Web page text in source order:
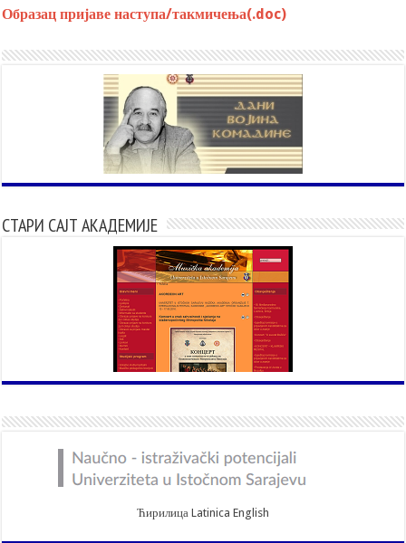
Образац пријаве наступа/такмичења(.doc)
СТАРИ САЈТ АКАДЕМИЈЕ
Ћирилица Latinica English